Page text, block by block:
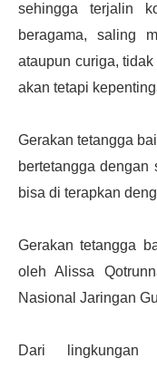
sehingga terjalin
beragama, saling
ataupun curiga,
akan tetapi
Gerakan tetangga
bertetangga dengan
bisa di terapkan
Gerakan tetangga
oleh Alissa
Nasional Jaringan
Dari